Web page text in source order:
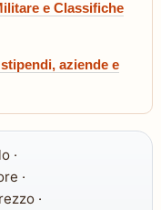
e Classifiche
aziende e
·
·
·